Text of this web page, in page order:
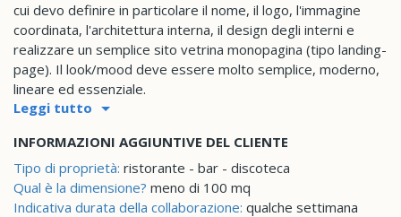
cui devo definire in particolare il nome, il logo, l'immagine
coordinata, l'architettura interna, il design degli interni e
realizzare un semplice sito vetrina monopagina (tipo landing-
page). Il look/mood deve essere molto semplice, moderno,
lineare ed essenziale.
Leggi tutto
INFORMAZIONI AGGIUNTIVE DEL CLIENTE
Tipo di proprietà: ristorante - bar - discoteca
Qual è la dimensione? meno di 100 mq
Indicativa durata della collaborazione: qualche settimana